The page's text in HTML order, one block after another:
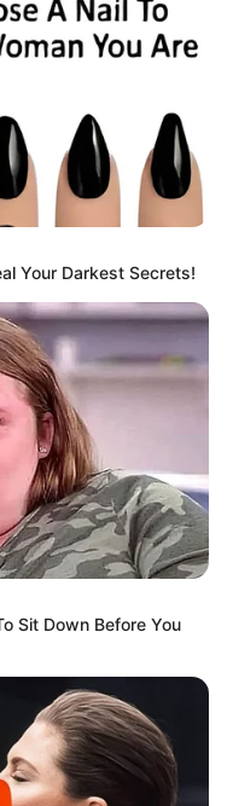
Your Darkest Secrets!
Sit Down Before You